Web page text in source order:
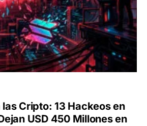
Cripto: 13 Hackeos en
USD 450 Millones en